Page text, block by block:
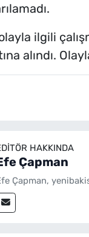
ilgili
alındı.
HAKKINDA
Çapman
Çapman,